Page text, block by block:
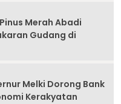
Merah Abadi
Gudang di
Melki Dorong Bank
Kerakyatan